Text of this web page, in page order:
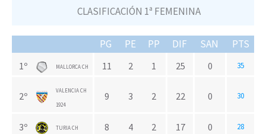
CLASIFICACIÓN 1ª FEMENINA
PG PE PP DIF SAN PTS
1º MALLORCA CH 11 2 1 25 0 35
2º VALENCIA CH
1924
9 3 2 22 0 30
3º TURIA CH 8 4 2 17 0 28